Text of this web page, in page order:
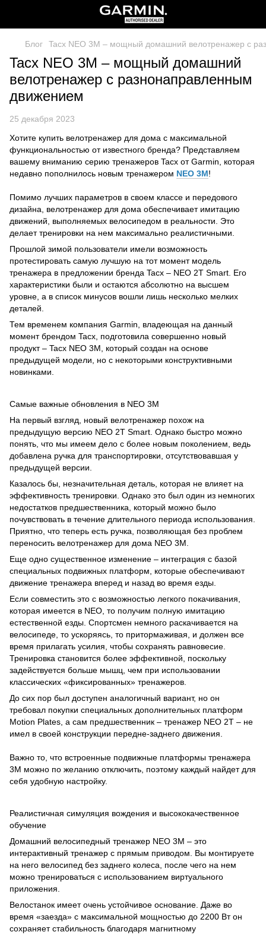
Блог Tacx NEO 3M – мощный домашний велотренажер с
Tacx NEO 3M – мощный домашний
велотренажер с разнонаправленным
движением
25 декабря 2023
Хотите купить велотренажер для дома с максимальной
функциональностью от известного бренда? Представляем
вашему вниманию серию тренажеров Tacx от Garmin, которая
недавно пополнилось новым тренажером NEO 3M!
Помимо лучших параметров в своем классе и передового
дизайна, велотренажер для дома обеспечивает имитацию
движений, выполняемых велосипедом в реальности. Это
делает тренировки на нем максимально реалистичными.
Прошлой зимой пользователи имели возможность
протестировать самую лучшую на тот момент модель
тренажера в предложении бренда Tacx – NEO 2T Smart. Его
характеристики были и остаются абсолютно на высшем
уровне, а в список минусов вошли лишь несколько мелких
деталей.
Тем временем компания Garmin, владеющая на данный
момент брендом Tacx, подготовила совершенно новый
продукт – Tacx NEO 3M, который создан на основе
предыдущей модели, но с некоторыми конструктивными
новинками.
Самые важные обновления в NEO 3M
На первый взгляд, новый велотренажер похож на
предыдущую версию NEO 2T Smart. Однако быстро можно
понять, что мы имеем дело с более новым поколением, ведь
добавлена ручка для транспортировки, отсутствовавшая у
предыдущей версии.
Казалось бы, незначительная деталь, которая не влияет на
эффективность тренировки. Однако это был один из немногих
недостатков предшественника, который можно было
почувствовать в течение длительного периода использования.
Приятно, что теперь есть ручка, позволяющая без проблем
переносить велотренажер для дома NEO 3M.
Еще одно существенное изменение – интеграция с базой
специальных подвижных платформ, которые обеспечивают
движение тренажера вперед и назад во время езды.
Если совместить это с возможностью легкого покачивания,
которая имеется в NEO, то получим полную имитацию
естественной езды. Спортсмен немного раскачивается на
велосипеде, то ускоряясь, то притормаживая, и должен все
время прилагать усилия, чтобы сохранять равновесие.
Тренировка становится более эффективной, поскольку
задействуется больше мышц, чем при использовании
классических «фиксированных» тренажеров.
До сих пор был доступен аналогичный вариант, но он
требовал покупки специальных дополнительных платформ
Motion Plates, а сам предшественник – тренажер NEO 2T – не
имел в своей конструкции передне-заднего движения.
Важно то, что встроенные подвижные платформы тренажера
3М можно по желанию отключить, поэтому каждый найдет для
себя удобную настройку.
Реалистичная симуляция вождения и высококачественное
обучение
Домашний велосипедный тренажер NEO 3M – это
интерактивный тренажер с прямым приводом. Вы монтируете
на него велосипед без заднего колеса, после чего на нем
можно тренироваться с использованием виртуального
приложения.
Велостанок имеет очень устойчивое основание. Даже во
время «заезда» с максимальной мощностью до 2200 Вт он
сохраняет стабильность благодаря магнитному